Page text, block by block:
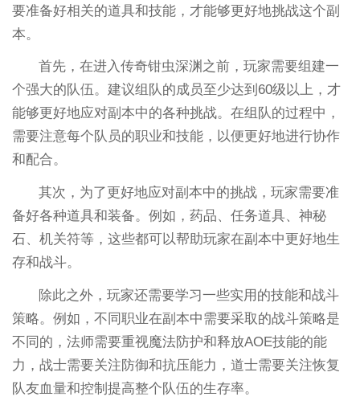
要准备好相关的道具和技能，才能够更好地挑战这个副
本。
首先，在进入传奇钳虫深渊之前，玩家需要组建一
个强大的队伍。建议组队的成员至少达到60级以上，才
能够更好地应对副本中的各种挑战。在组队的过程中，
需要注意每个队员的职业和技能，以便更好地进行协作
和配合。
其次，为了更好地应对副本中的挑战，玩家需要准
备好各种道具和装备。例如，药品、任务道具、神秘
石、机关符等，这些都可以帮助玩家在副本中更好地生
存和战斗。
除此之外，玩家还需要学习一些实用的技能和战斗
策略。例如，不同职业在副本中需要采取的战斗策略是
不同的，法师需要重视魔法防护和释放AOE技能的能
力，战士需要关注防御和抗压能力，道士需要关注恢复
队友血量和控制提高整个队伍的生存率。